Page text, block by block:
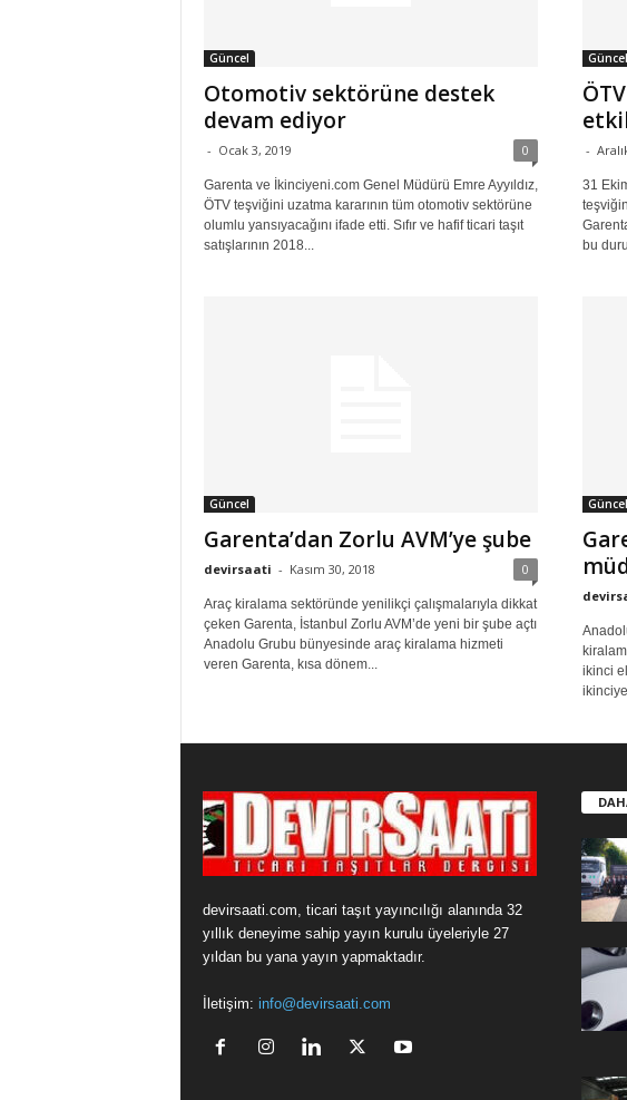
Güncel
Otomotiv sektörüne destek
devam ediyor
- Ocak 3, 2019 0
Garenta ve İkinciyeni.com Genel Müdürü Emre Ayyıldız,
ÖTV teşviğini uzatma kararının tüm otomotiv sektörüne
olumlu yansıyacağını ifade etti. Sıfır ve hafif ticari taşıt
satışlarının 2018...
Güncel
-
31
bu
Güncel
Garenta’dan Zorlu AVM’ye şube
devirsaati - Kasım 30, 2018 0
Araç kiralama sektöründe yenilikçi çalışmalarıyla dikkat
çeken Garenta, İstanbul Zorlu AVM’de yeni bir şube açtı
Anadolu Grubu bünyesinde araç kiralama hizmeti
veren Garenta, kısa dönem...
Güncel
ikinci
devirsaati.com, ticari taşıt yayıncılığı alanında 32
yıllık deneyime sahip yayın kurulu üyeleriyle 27
yıldan bu yana yayın yapmaktadır.
İletişim: info@devirsaati.com